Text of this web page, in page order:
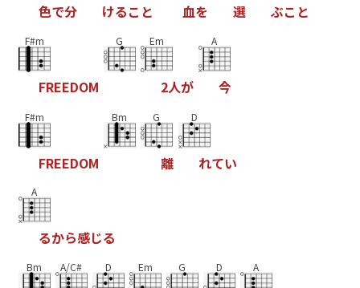
色で分 けるこ と 血を 選 ぶこ と
F#m
FREEDOM
G Em
2人が
A
今
F#m
FREEDOM
Bm G
離
D
れてい
A
るから感じる
Bm A/C# D Em G D A